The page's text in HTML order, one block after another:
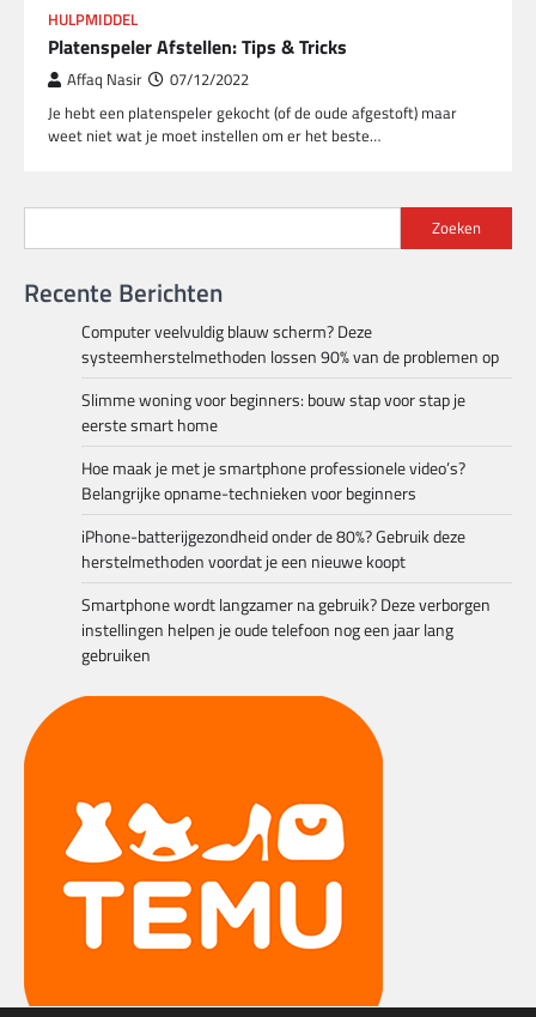
HULPMIDDEL
Platenspeler Afstellen: Tips & Tricks
Affaq Nasir 07/12/2022
Je hebt een platenspeler gekocht (of de oude afgestoft) maar
weet niet wat je moet instellen om er het beste…
Zoeken
Recente Berichten
Computer veelvuldig blauw scherm? Deze
systeemherstelmethoden lossen 90% van de problemen op
Slimme woning voor beginners: bouw stap voor stap je
eerste smart home
Hoe maak je met je smartphone professionele video’s?
Belangrijke opname-technieken voor beginners
iPhone-batterijgezondheid onder de 80%? Gebruik deze
herstelmethoden voordat je een nieuwe koopt
Smartphone wordt langzamer na gebruik? Deze verborgen
instellingen helpen je oude telefoon nog een jaar lang
gebruiken